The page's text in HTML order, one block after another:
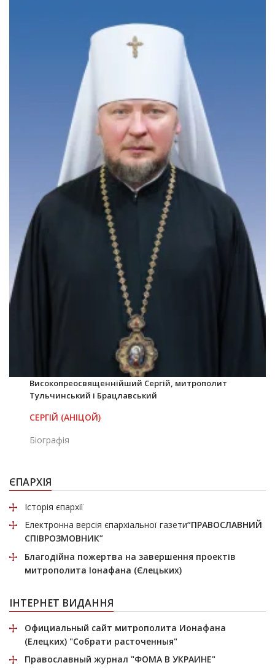
Високопреосвященнійший Сергій, митрополит
Тульчинський і Брацлавський
СЕРГІЙ (АНІЦОЙ)
Біографія
ЄПАРХІЯ
Історія єпархії
Електронна версія єпархіальної газети“ПРАВОСЛАВНИЙ
СПІВРОЗМОВНИК”
Благодійна пожертва на завершення проектів
митрополита Іонафана (Єлецьких)
ІНТЕРНЕТ ВИДАННЯ
Официальный сайт митрополита Ионафана
(Елецких) "Собрати расточенныя"
Православный журнал "ФОМА В УКРАИНЕ"